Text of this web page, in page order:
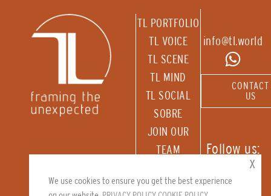
TL PORTFOLIO
TL VOICE
TL SCENE
TL MIND
TL SOCIAL
SOBRE
JOIN OUR
TEAM
NEWSLETTER
info@tl.world
CONTACT
US
Follow us:
We use cookies to ensure you get the best experience
x